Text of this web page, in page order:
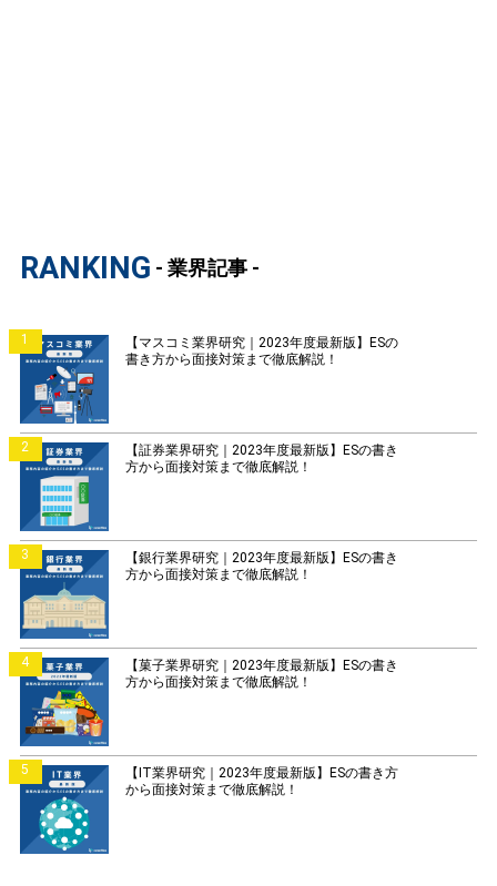
RANKING - 業界記事 -
1
【マスコミ業界研究｜2023年度最新版】ESの
書き方から面接対策まで徹底解説！
2
【証券業界研究｜2023年度最新版】ESの書き
方から面接対策まで徹底解説！
3
【銀行業界研究｜2023年度最新版】ESの書き
方から面接対策まで徹底解説！
4
【菓子業界研究｜2023年度最新版】ESの書き
方から面接対策まで徹底解説！
5
【IT業界研究｜2023年度最新版】ESの書き方
から面接対策まで徹底解説！